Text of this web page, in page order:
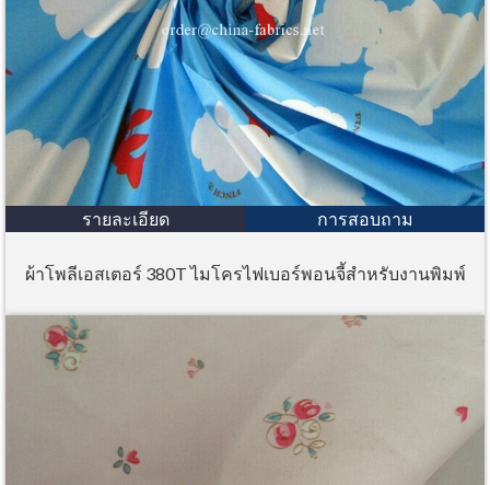
รายละเอียด การสอบถาม
ผ้าโพลีเอสเตอร์ 380T ไมโครไฟเบอร์พอนจี้สำหรับงานพิมพ์